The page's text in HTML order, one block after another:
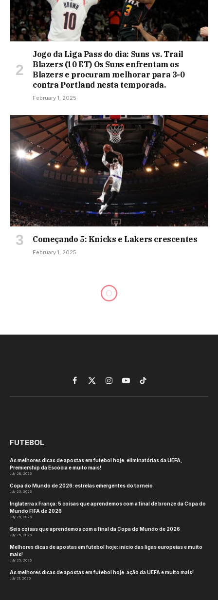
Jogo da Liga Pass do dia: Suns vs. Trail
Blazers (10 ET) Os Suns enfrentam os
Blazers e procuram melhorar para 3-0
contra Portland nesta temporada.
February 1, 2025
Começando 5: Knicks e Lakers crescentes
February 1, 2025
fans-torch-dana-white-
https://www.si.com/fannation/mma/news/ufc-fans-